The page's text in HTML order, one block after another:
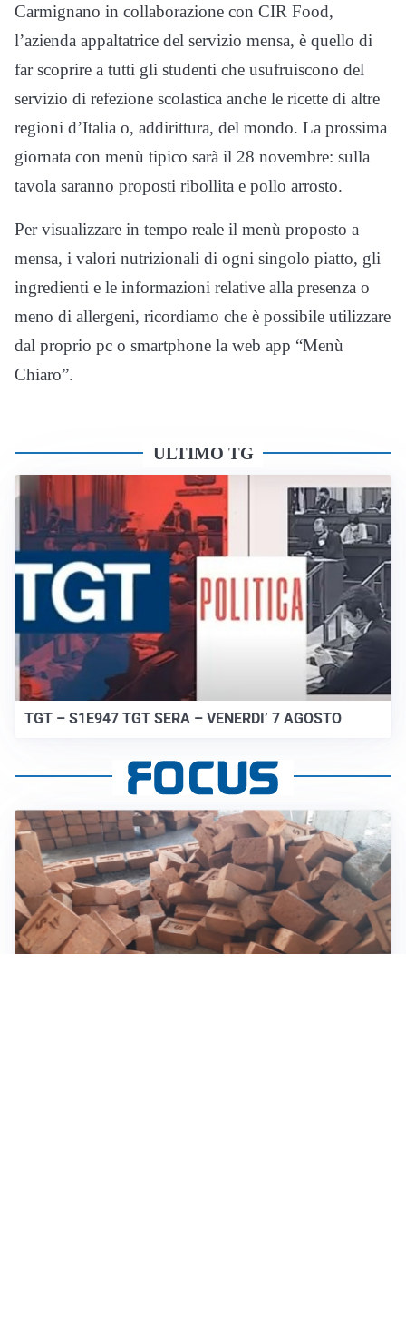
Carmignano in collaborazione con CIR Food,
l’azienda appaltatrice del servizio mensa, è quello di
far scoprire a tutti gli studenti che usufruiscono del
servizio di refezione scolastica anche le ricette di altre
regioni d’Italia o, addirittura, del mondo. La prossima
giornata con menù tipico sarà il 28 novembre: sulla
tavola saranno proposti ribollita e pollo arrosto.
Per visualizzare in tempo reale il menù proposto a
mensa, i valori nutrizionali di ogni singolo piatto, gli
ingredienti e le informazioni relative alla presenza o
meno di allergeni, ricordiamo che è possibile utilizzare
dal proprio pc o smartphone la web app “Menù
Chiaro”.
ULTIMO TG
TGT – S1E947 TGT SERA – VENERDI’ 7 AGOSTO